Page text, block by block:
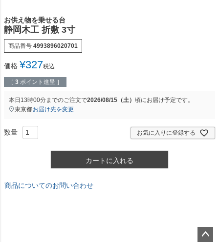
お供え物を乗せる台
静岡木工 折敷 3寸
商品番号 4993896020701
価格 ¥327税込
［ 3 ポイント進呈 ］
本日 13時00分までのご注文で2026/08/15（土） 頃にお届け予定です。
東京都お届け先を変更
お気に入りに登録する
カートに入れる
商品についてのお問い合わせ